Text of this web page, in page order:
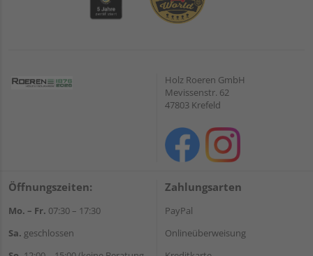
Holz Roeren GmbH
Mevissenstr. 62
47803 Krefeld
Öffnungszeiten:
Mo. – Fr. 07:30 – 17:30
Sa. geschlossen
Zahlungsarten
PayPal
Onlineüberweisung